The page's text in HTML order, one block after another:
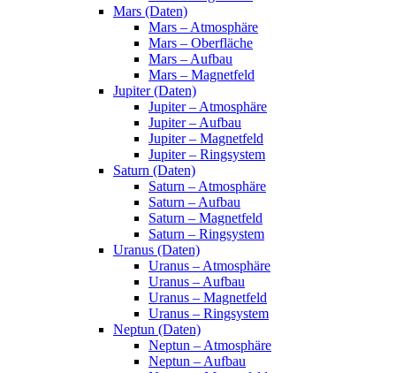
Mars (Daten)
Mars – Atmosphäre
Mars – Oberfläche
Mars – Aufbau
Mars – Magnetfeld
Jupiter (Daten)
Jupiter – Atmosphäre
Jupiter – Aufbau
Jupiter – Magnetfeld
Jupiter – Ringsystem
Saturn (Daten)
Saturn – Atmosphäre
Saturn – Aufbau
Saturn – Magnetfeld
Saturn – Ringsystem
Uranus (Daten)
Uranus – Atmosphäre
Uranus – Aufbau
Uranus – Magnetfeld
Uranus – Ringsystem
Neptun (Daten)
Neptun – Atmosphäre
Neptun – Aufbau